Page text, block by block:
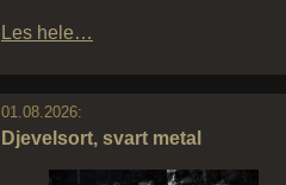
Les hele…
01.08.2026:
Djevelsort, svart metal